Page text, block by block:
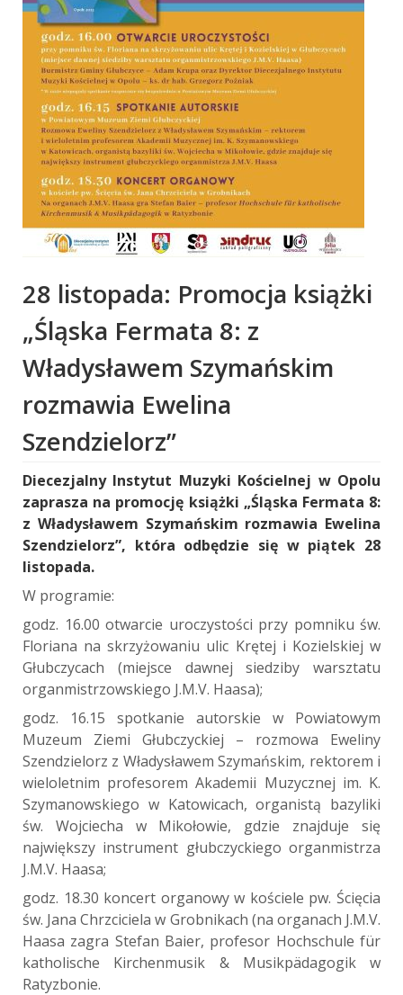
28 listopada: Promocja książki
„Śląska Fermata 8: z
Władysławem Szymańskim
rozmawia Ewelina
Szendzielorz”
Diecezjalny Instytut Muzyki Kościelnej w Opolu
zaprasza na promocję książki „Śląska Fermata 8:
z Władysławem Szymańskim rozmawia Ewelina
Szendzielorz”, która odbędzie się w piątek 28
listopada.
W programie:
godz. 16.00 otwarcie uroczystości przy pomniku św.
Floriana na skrzyżowaniu ulic Krętej i Kozielskiej w
Głubczycach (miejsce dawnej siedziby warsztatu
organmistrzowskiego J.M.V. Haasa);
godz. 16.15 spotkanie autorskie w Powiatowym
Muzeum Ziemi Głubczyckiej – rozmowa Eweliny
Szendzielorz z Władysławem Szymańskim, rektorem i
wieloletnim profesorem Akademii Muzycznej im. K.
Szymanowskiego w Katowicach, organistą bazyliki
św. Wojciecha w Mikołowie, gdzie znajduje się
największy instrument głubczyckiego organmistrza
J.M.V. Haasa;
godz. 18.30 koncert organowy w kościele pw. Ścięcia
św. Jana Chrzciciela w Grobnikach (na organach J.M.V.
Haasa zagra Stefan Baier, profesor Hochschule für
katholische Kirchenmusik & Musikpädagogik w
Ratyzbonie.